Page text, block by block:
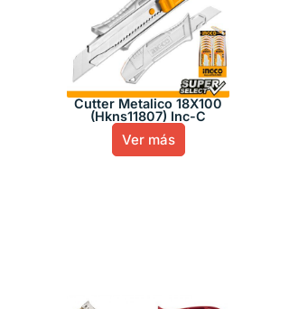
Cutter Metalico 18X100
(Hkns11807) Inc-C
Ver más